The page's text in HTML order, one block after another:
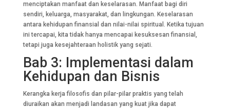
menciptakan manfaat dan keselarasan. Manfaat bagi diri
sendiri, keluarga, masyarakat, dan lingkungan. Keselarasan
antara kehidupan finansial dan nilai-nilai spiritual. Ketika tujuan
ini tercapai, kita tidak hanya mencapai kesuksesan finansial,
tetapi juga kesejahteraan holistik yang sejati.
Bab 3: Implementasi dalam
Kehidupan dan Bisnis
Kerangka kerja filosofis dan pilar-pilar praktis yang telah
diuraikan akan menjadi landasan yang kuat jika dapat